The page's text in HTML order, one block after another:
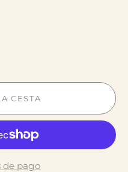
CESTA
de pago